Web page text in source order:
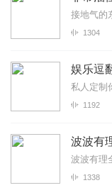
接地气的
1304
娱乐逗
私人定制
1192
波波有
1338